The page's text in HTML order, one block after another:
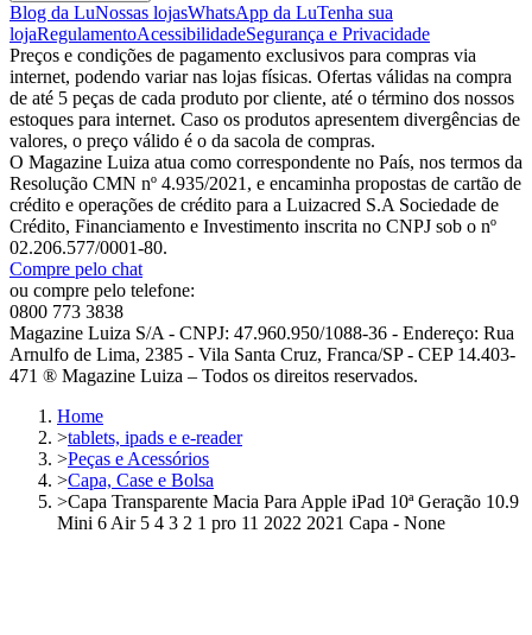
Blog da LuNossas lojasWhatsApp da LuTenha sua
lojaRegulamentoAcessibilidadeSegurança e Privacidade
Preços e condições de pagamento exclusivos para compras via
internet, podendo variar nas lojas físicas. Ofertas válidas na compra
de até 5 peças de cada produto por cliente, até o término dos nossos
estoques para internet. Caso os produtos apresentem divergências de
valores, o preço válido é o da sacola de compras.
O Magazine Luiza atua como correspondente no País, nos termos da
Resolução CMN nº 4.935/2021, e encaminha propostas de cartão de
crédito e operações de crédito para a Luizacred S.A Sociedade de
Crédito, Financiamento e Investimento inscrita no CNPJ sob o nº
02.206.577/0001-80.
Compre pelo chat
ou compre pelo telefone:
0800 773 3838
Magazine Luiza S/A - CNPJ: 47.960.950/1088-36 - Endereço: Rua
Arnulfo de Lima, 2385 - Vila Santa Cruz, Franca/SP - CEP 14.403-
471 ® Magazine Luiza – Todos os direitos reservados.
Home
>tablets, ipads e e-reader
>Peças e Acessórios
>Capa, Case e Bolsa
>Capa Transparente Macia Para Apple iPad 10ª Geração 10.9
Mini 6 Air 5 4 3 2 1 pro 11 2022 2021 Capa - None